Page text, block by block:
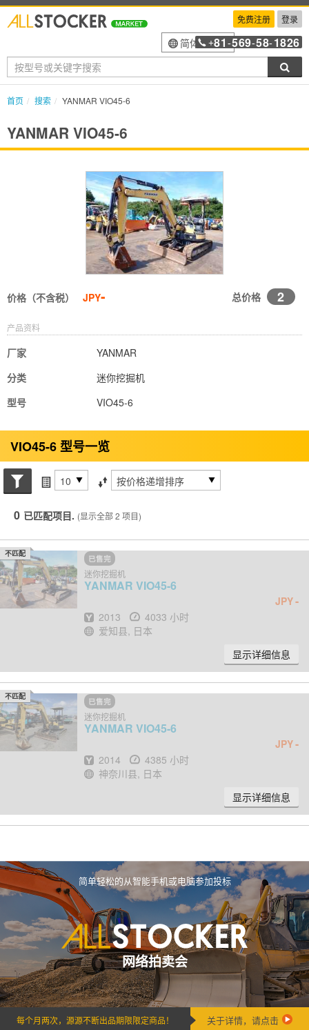
免费注册 登录
简体中文
+81 -569-58-1826
首页 搜索 YANMAR VIO45-6
YANMAR VIO45-6
价格（不含税） JPY- 总价格 2
产品资料
厂家
YANMAR
分类
迷你挖掘机
型号
VIO45-6
VIO45-6 型号一览
搜索状态每页项目 排序方式
0 已匹配项目. (显示全部 2 项目)
已售完
迷你挖掘机
YANMAR VIO45-6
JPY-
出厂年份
2013 小时
4033 小时
地点
爱知县, 日本
显示详细信息
不匹配
已售完
迷你挖掘机
YANMAR VIO45-6
JPY-
出厂年份
2014 小时
4385 小时
地点
神奈川县, 日本
显示详细信息
不匹配
简单轻松的从智能手机或电脑参加投标
网络拍卖会
每个月两次，源源不断出品期限限定商品！ 关于详情，请点击